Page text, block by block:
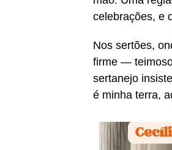
celebrações, e
Nos sertões,
firme —
sertanejo
é minha terra,